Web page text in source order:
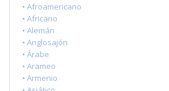
• Afroamericano
• Africano
• Alemán
• Anglosajón
• Árabe
• Arameo
• Armenio